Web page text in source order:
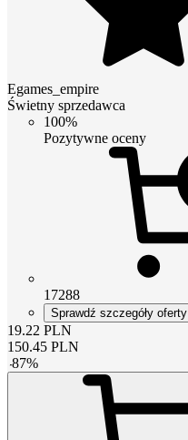
Egames_empire
Świetny sprzedawca
100%
Pozytywne oceny
17288
Sprawdź szczegóły oferty
19.22 PLN
150.45 PLN
-87%